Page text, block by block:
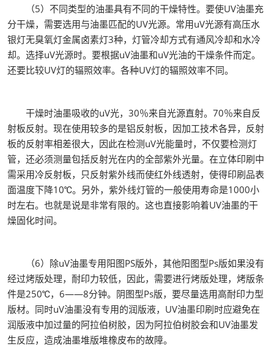
（5）不同类型的油墨具有不同的干燥特性。要使UV油墨充
分干燥，需要选用与油墨匹配的UV光源。常用uV光源有高压水
银灯无臭氧灯金属卤素灯3种，灯管冷却方式有通风冷却和水冷
却。选择uV光源时。要根据uV油墨和uV光油的干燥条件而定。
还要比较UV灯的辐照效率。各种UV灯的辐照效率不同。
干燥时油墨吸收的uV光，30％来自光源直射。70％来自反
射板反射。现在使用较多的是铝反射板，因加工技术各异，反射
板的反射率相差很大，因此在检测uV光能量时，不仅要检测灯
管，还必须测量包括反射光在内的全部紫外光量。在立体印刷中
需采用冷反射板，只反射紫外线而使红外线透射，使得印刷品表
面温度下降10℃。另外，紫外线灯管的一般使用寿命是1000小
时左右。也就是说是非常有限的。这也直接影响着UV油墨的干
燥固化时间。
（6）除uV油墨专用阳图PS版外，其他阳图型Ps版如果没有
经过烤版处理，耐印力较低，因此，需要进行烤版处理，烤版条
件是250℃，6——8分钟。阴图型Ps版，要尽量选用高耐印力型
版材。同时uV油墨没有专用的润版液，UV油墨印刷时应避免在
润版液中加过量的阿拉伯树胶，因为阿拉伯树胶会和UV油墨发
生反应，造成油墨堆版堆橡皮布的故障。